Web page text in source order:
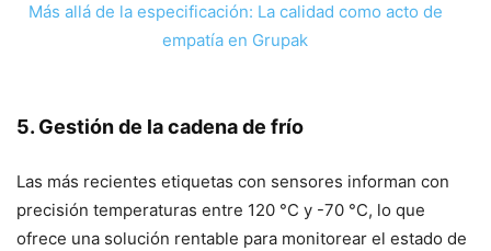
Más allá de la especificación: La calidad como acto de
empatía en Grupak
5. Gestión de la cadena de frío
Las más recientes etiquetas con sensores informan con
precisión temperaturas entre 120 °C y -70 °C, lo que
ofrece una solución rentable para monitorear el estado de